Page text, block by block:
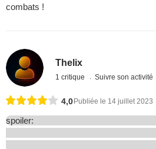
combats !
Thelix
1 critique Suivre son activité
4,0 Publiée le 14 juillet 2023
spoiler: